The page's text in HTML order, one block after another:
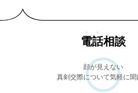
電話相談
顔が見えない
真剣交際について気軽に聞